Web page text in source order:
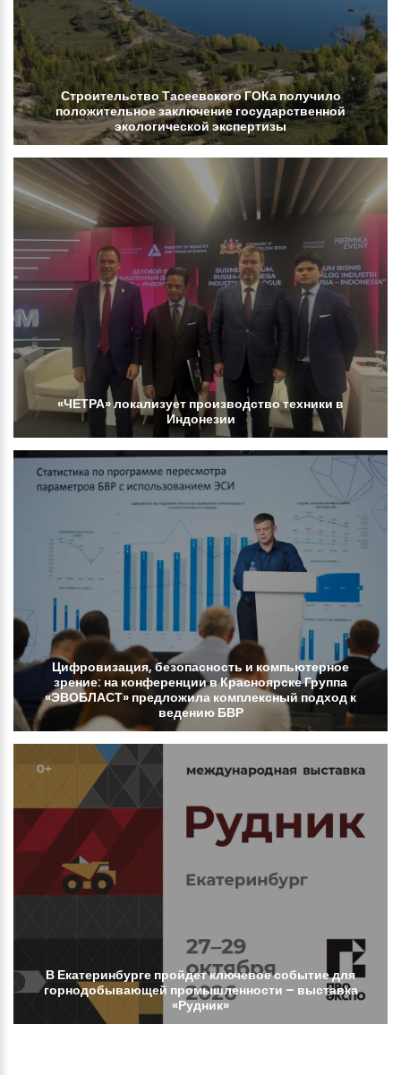
СтроительствоТасеевскогоГОКаполучило
положительноезаключениегосударственной
экологической экспертизы
«ЧЕТРА»локализует производствотехники в
Индонезии
Цифровизация, безопасность и компьютерное
зрение: на конференциивКрасноярскеГруппа
«ЭВОБЛАСТ» предложила комплексный подход к
ведению БВР
В Екатеринбурге пройдетключевоесобытиедля
горнодобывающей промышленности – выставка
«Рудник»